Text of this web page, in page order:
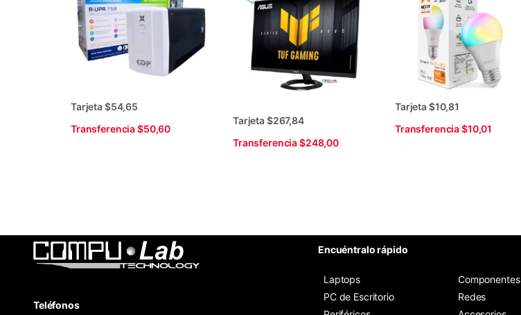
Tarjeta $54,65
Transferencia $50,60
Tarjeta $267,84
Transferencia $248,00
Tarjeta $10,81
Transferencia $10,01
Teléfonos
Encuéntralo rápido
Laptops
PC de Escritorio
Componentes
Redes